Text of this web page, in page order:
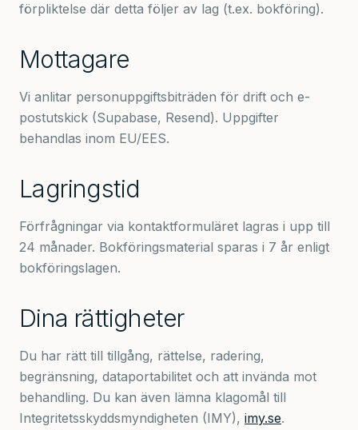
förpliktelse där detta följer av lag (t.ex. bokföring).
Mottagare
Vi anlitar personuppgiftsbiträden för drift och e-
postutskick (Supabase, Resend). Uppgifter
behandlas inom EU/EES.
Lagringstid
Förfrågningar via kontaktformuläret lagras i upp till
24 månader. Bokföringsmaterial sparas i 7 år enligt
bokföringslagen.
Dina rättigheter
Du har rätt till tillgång, rättelse, radering,
begränsning, dataportabilitet och att invända mot
behandling. Du kan även lämna klagomål till
Integritetsskyddsmyndigheten (IMY), imy.se.